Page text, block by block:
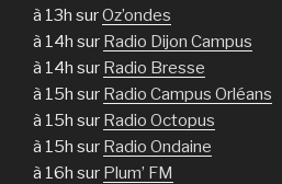
à 13h surOz’ondes
à 14h sur Radio Dijon Campus
à 14h sur Radio Bresse
à 15h sur Radio Campus Orléans
à 15h sur Radio Octopus
à 15h sur Radio Ondaine
à 16h sur Plum’ FM